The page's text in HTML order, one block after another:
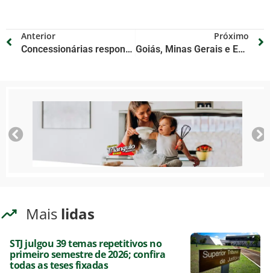
Anterior
Concessionárias respondem por danos de animais domésticos em estradas
Próximo
Goiás, Minas Gerais e Espírito Santo apresentam comitês de cultura nos estados
Mais lidas
STJ julgou 39 temas repetitivos no
primeiro semestre de 2026; confira
todas as teses fixadas